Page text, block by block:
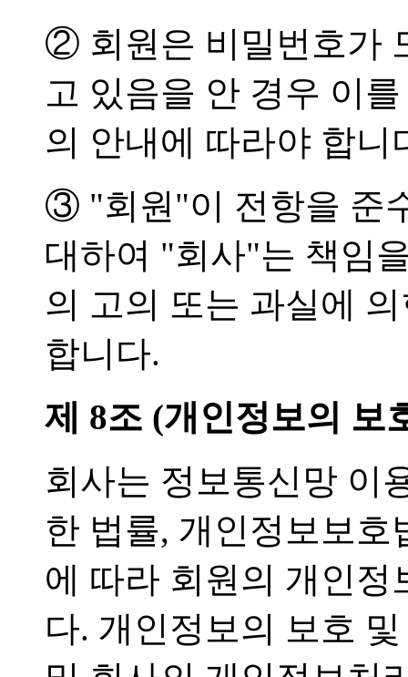
② 회원은 비밀번호가
고 있음을 안 경우 이
의 안내에 따라야 합니
③ "회원"이 전항을 준
대하여 "회사"는 책임
의 고의 또는 과실에
합니다.
제 8조 (개인정보의 보
회사는 정보통신망 이
한 법률, 개인정보보
에 따라 회원의 개인
다. 개인정보의 보호